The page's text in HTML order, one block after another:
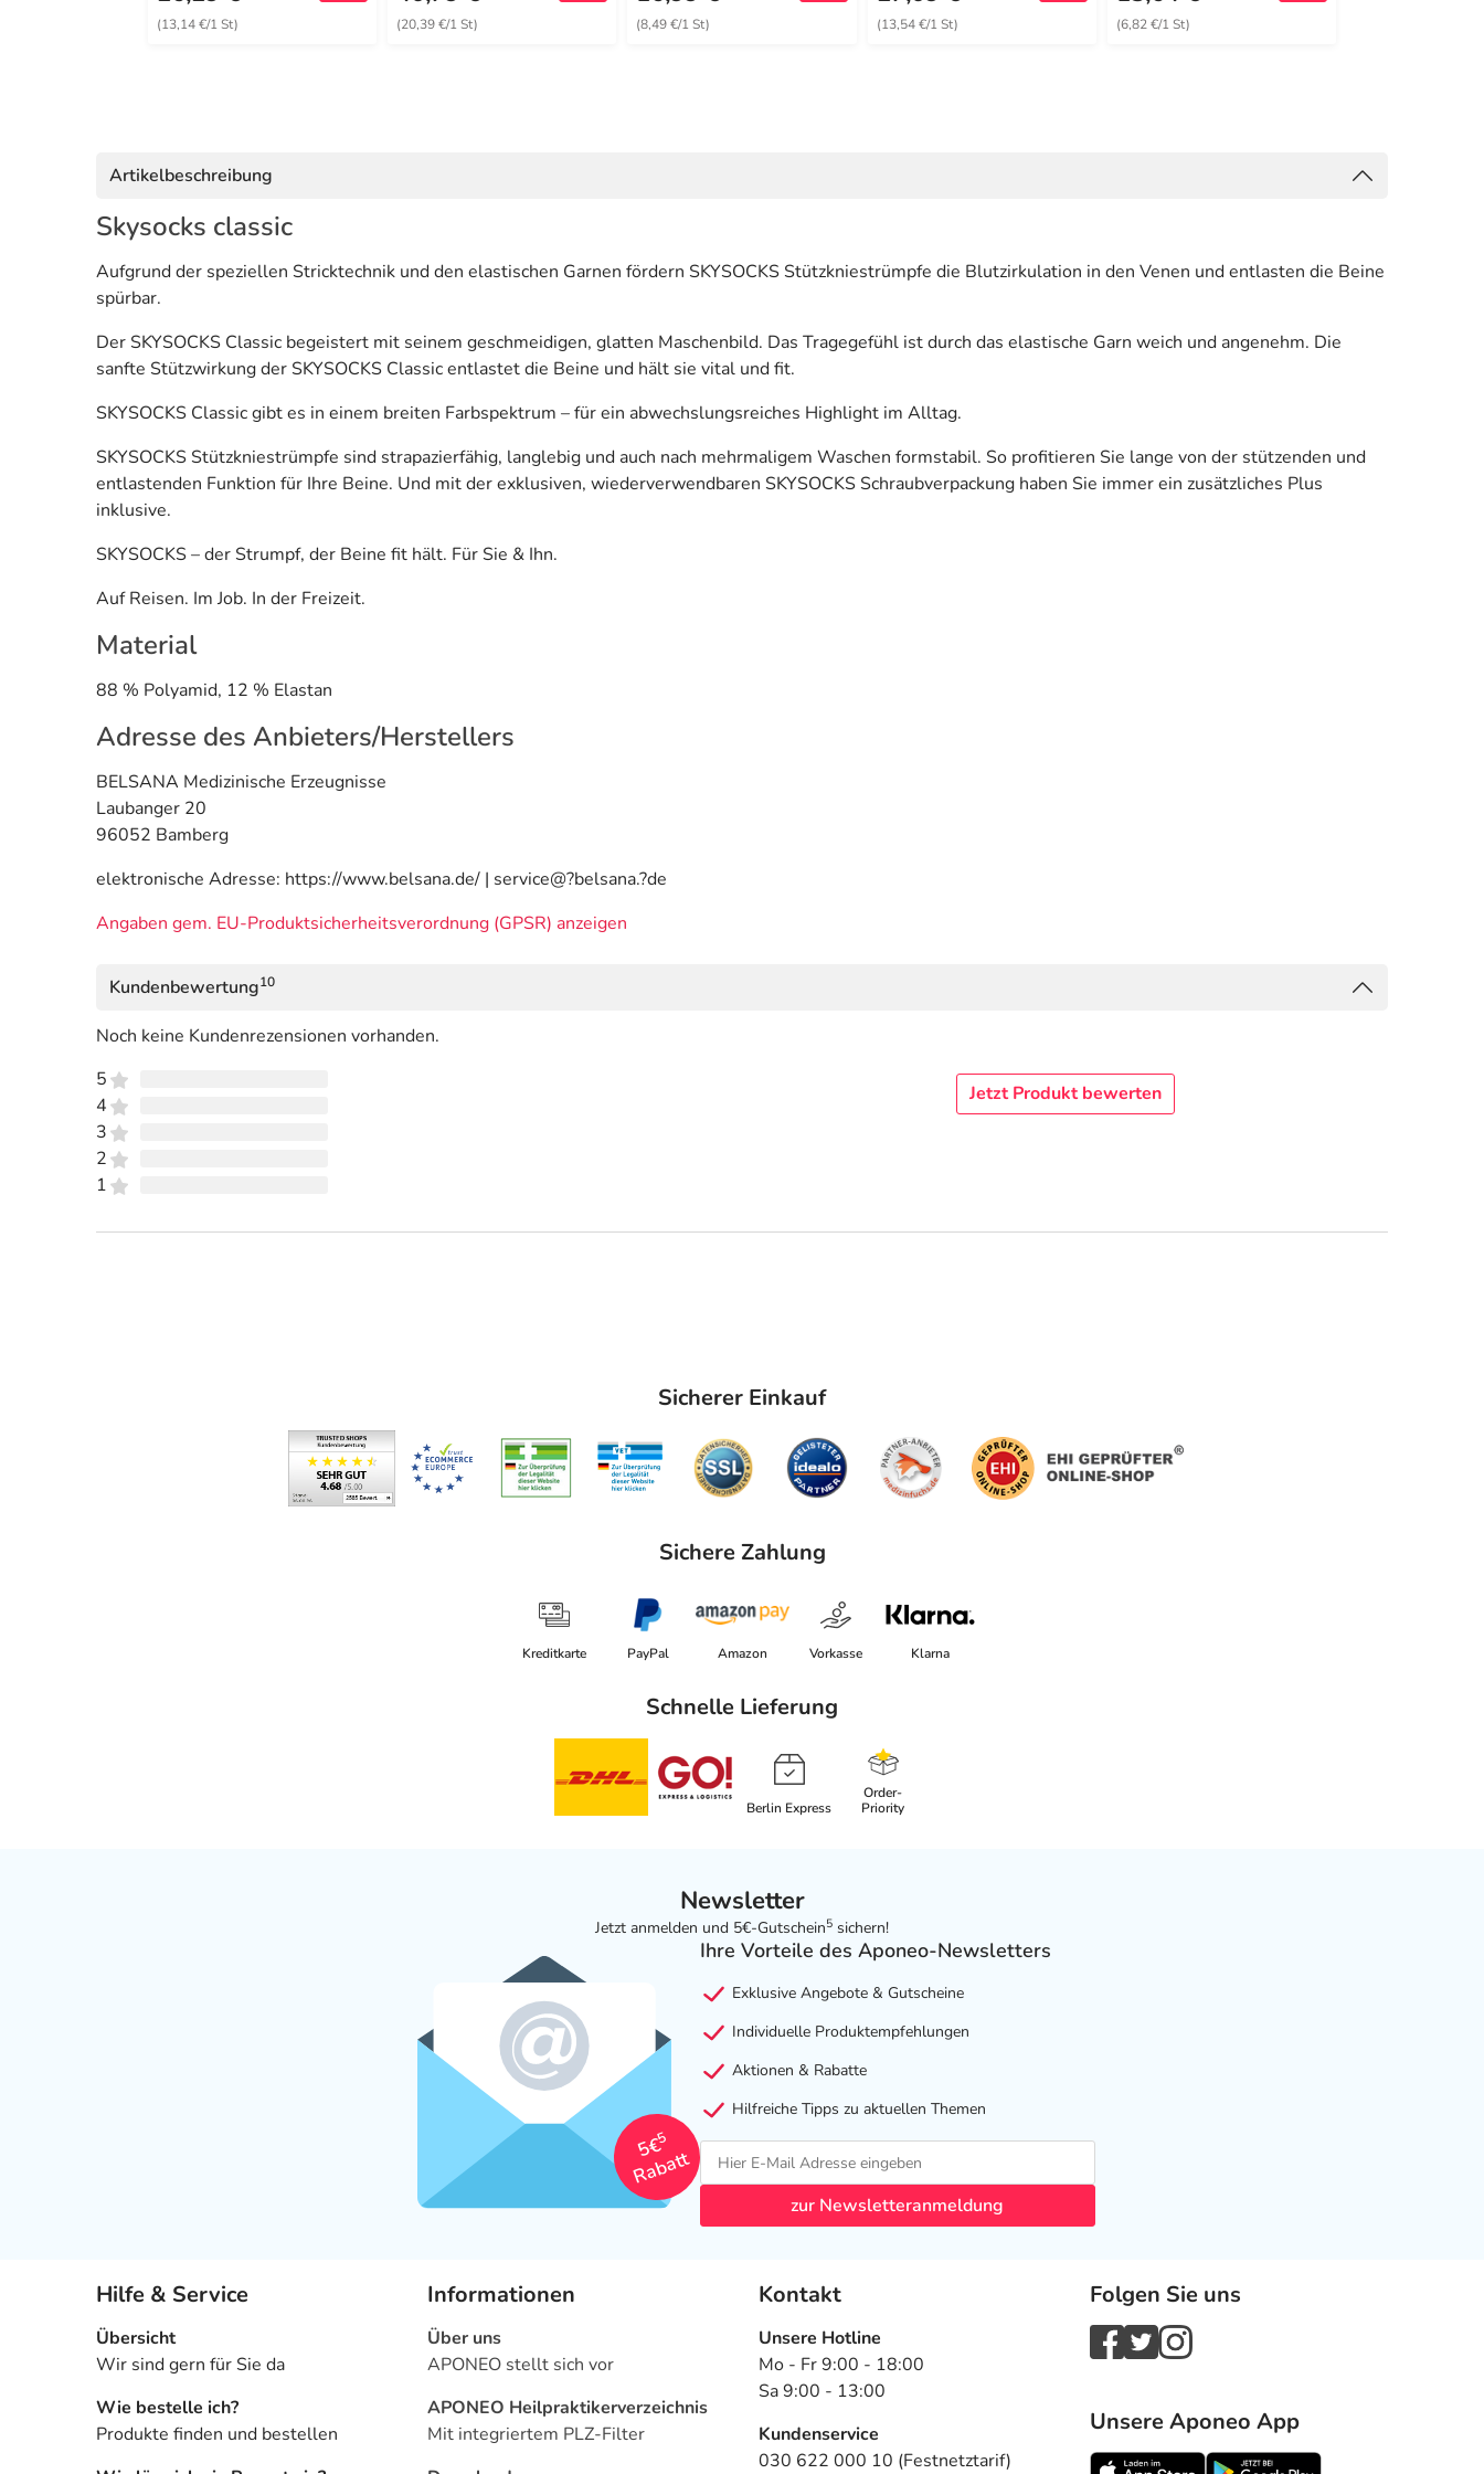
(13,14 €/1 St) (20,39 €/1 St) (8,49 €/1 St) (13,54 €/1 St) (6,82 €/1 St)
Artikelbeschreibung
Skysocks classic
Aufgrund der speziellen Stricktechnik und den elastischen Garnen fördern SKYSOCKS Stützkniestrümpfe die Blutzirkulation in den Venen und entlasten die Beine
spürbar.
Der SKYSOCKS Classic begeistert mit seinem geschmeidigen, glatten Maschenbild. Das Tragegefühl ist durch das elastische Garn weich und angenehm. Die
sanfte Stützwirkung der SKYSOCKS Classic entlastet die Beine und hält sie vital und fit.
SKYSOCKS Classic gibt es in einem breiten Farbspektrum – für ein abwechslungsreiches Highlight im Alltag.
SKYSOCKS Stützkniestrümpfe sind strapazierfähig, langlebig und auch nach mehrmaligem Waschen formstabil. So profitieren Sie lange von der stützenden und
entlastenden Funktion für Ihre Beine. Und mit der exklusiven, wiederverwendbaren SKYSOCKS Schraubverpackung haben Sie immer ein zusätzliches Plus
inklusive.
SKYSOCKS – der Strumpf, der Beine fit hält. Für Sie & Ihn.
Auf Reisen. Im Job. In der Freizeit.
Material
88 % Polyamid, 12 % Elastan
Adresse des Anbieters/Herstellers
BELSANA Medizinische Erzeugnisse
Laubanger 20
96052 Bamberg
elektronische Adresse: https://www.belsana.de/ | ser­vice@?belsana.?de
Angaben gem. EU-Produktsicherheitsverordnung (GPSR) anzeigen
Kundenbewertung10
Noch keine Kundenrezensionen vorhanden.
5
4
3
2
1
Jetzt Produkt bewerten
Sicherer Einkauf
Sichere Zahlung
Kreditkarte PayPal Amazon Vorkasse Klarna
Schnelle Lieferung
Berlin Express
Order-
Priority
Newsletter
Jetzt anmelden und 5€-Gutschein5 sichern!
5€
5
Rabatt
Ihre Vorteile des Aponeo-Newsletters
Exklusive Angebote & Gutscheine
Individuelle Produktempfehlungen
Aktionen & Rabatte
Hilfreiche Tipps zu aktuellen Themen
zur Newsletteranmeldung
Hilfe & Service
Übersicht
Wir sind gern für Sie da
Wie bestelle ich?
Produkte finden und bestellen
Informationen
Über uns
APONEO stellt sich vor
APONEO Heilpraktikerverzeichnis
Mit integriertem PLZ-Filter
Kontakt
Unsere Hotline
Mo - Fr 9:00 - 18:00
Sa 9:00 - 13:00
Kundenservice
030 622 000 10 (Festnetztarif)
Folgen Sie uns
Unsere Aponeo App